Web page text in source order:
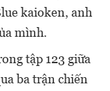
kaioken, anh
mình.
tập 123 giữa
ba trận chiến